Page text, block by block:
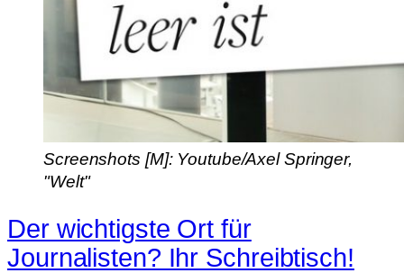
Screenshots [M]: Youtube/Axel Springer,
"Welt"
Der wichtigste Ort für
Journalisten? Ihr Schreibtisch!